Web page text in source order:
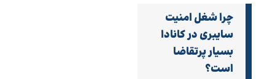
چرا شغل امنیت
سایبری در کانادا
بسیار پرتقاضا
است؟